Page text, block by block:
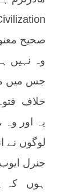
وہ نہیں
جس میں
خلاف
یہ اور وہ
لوگوں نے
جنرل
ہوں کہ